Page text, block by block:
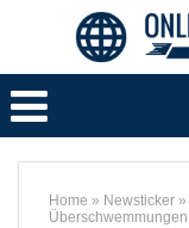
Home » Newsticker »
Überschwemmungen